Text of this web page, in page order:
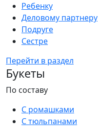
Ребенку
Деловому партнеру
Подруге
Сестре
Перейти в раздел
Букеты
По составу
С ромашками
С тюльпанами